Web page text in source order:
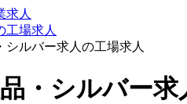
求人
工場求人
シルバー求人の工場求人
・シルバー